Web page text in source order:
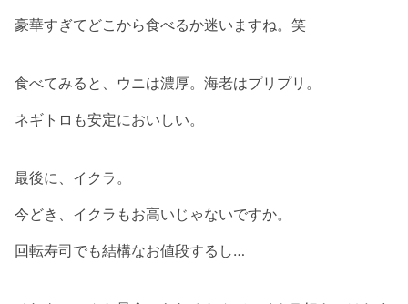
豪華すぎてどこから食べるか迷いますね。笑
食べてみると、ウニは濃厚。海老はプリプリ。
ネギトロも安定においしい。
最後に、イクラ。
今どき、イクラもお高いじゃないですか。
回転寿司でも結構なお値段するし…